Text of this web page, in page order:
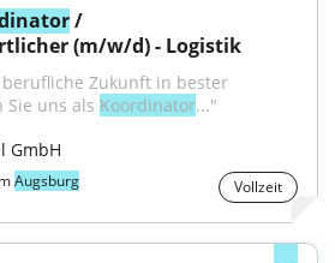
/
(m/w/d) - Logistik
Zukunft in bester
Sie uns als Koordinator..."
GmbH
Augsburg Vollzeit